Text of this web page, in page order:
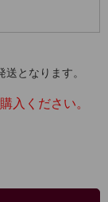
となります。
入ください。